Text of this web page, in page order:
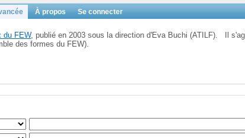
À propos Se connecter
du FEW, publié en 2003 sous la direction d'Eva Buchi (ATILF). Il
des formes du FEW).